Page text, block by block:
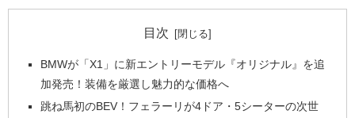
目次
BMWが「X1」に新エントリーモデル『オリジナル』を追
加発売！装備を厳選し魅力的な価格へ
跳ね馬初のBEV！フェラーリが4ドア・5シーターの次世